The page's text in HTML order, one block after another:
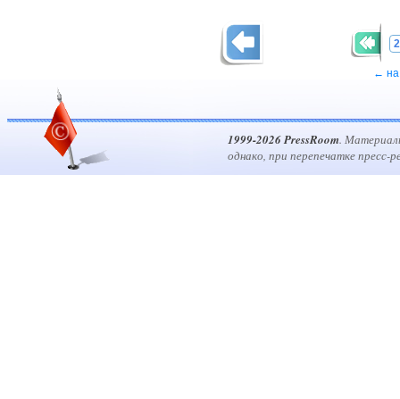
← на
1999-2026 PressRoom.
однако, при перепечатке пресс-